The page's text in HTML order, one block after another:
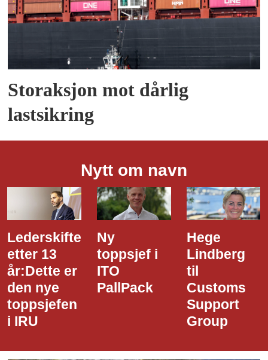
Storaksjon mot dårlig
lastsikring
Nytt om navn
Ny
toppsjef i
ITO
PallPack
Hege
Lindberg
til
Customs
Dette er
den nye
i Narvik
Havn